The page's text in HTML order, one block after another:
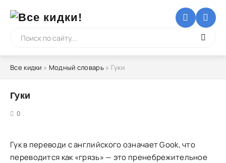
Все кидки » Модный словарь» Гуки
Гуки
0
Гук в переводи с английского означает Gook, что
переводится как «грязь» — это пренебрежительное